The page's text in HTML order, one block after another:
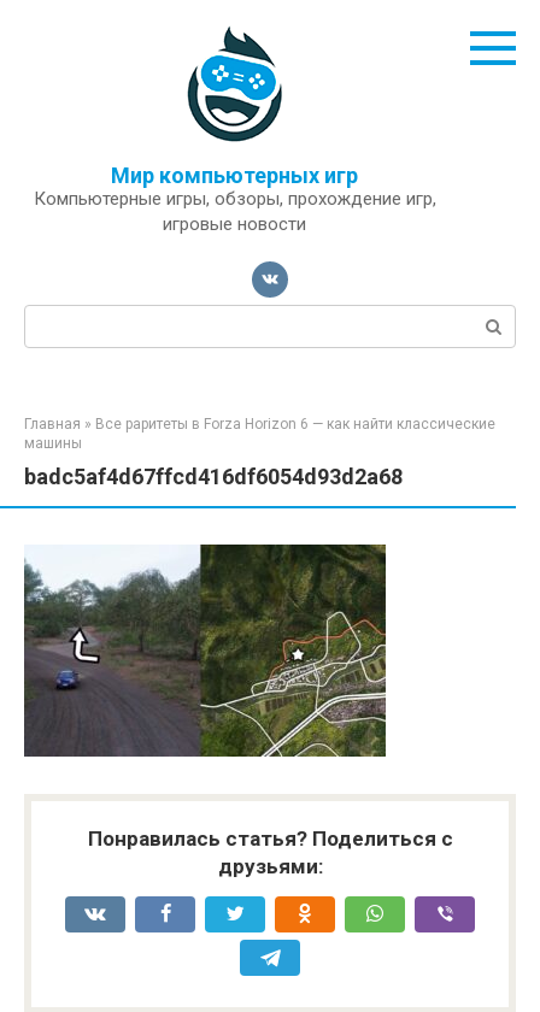
Мир компьютерных игр
Компьютерные игры, обзоры, прохождение игр,
игровые новости
Поиск:
Главная » Все раритеты в Forza Horizon 6 — как найти классические
машины
badc5af4d67ffcd416df6054d93d2a68
Понравилась статья? Поделиться с
друзьями: